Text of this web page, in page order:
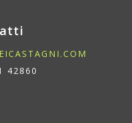
42860